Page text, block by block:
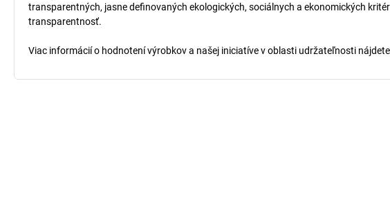
transparentných, jasne definovaných ekologických, sociálnych a ekonomických
transparentnosť.
Viac informácií o hodnotení výrobkov a našej iniciatíve v oblasti udržateľnosti